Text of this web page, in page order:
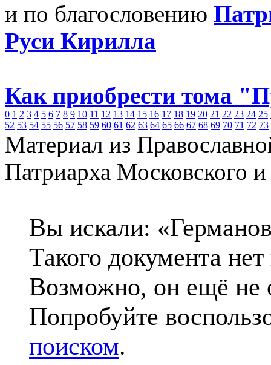
и по благословению
Руси Кирилла
Как приобрести тома
0 1 2 3 4 5 6 7 8 9 10 11 12 13 14 15 16 17 18 19 20 21 22 23 24 25
52 53 54 55 56 57 58 59 60 61 62 63 64 65 66 67 68 69 70 71 72 73
Материал из
Патриарха Московского
Вы искали:
Такого документа
Возможно, он ещё не
Попробуйте
поиском.